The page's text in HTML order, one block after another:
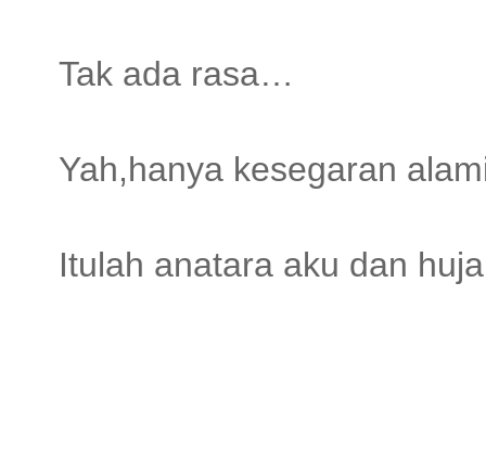
Tak ada rasa…
Yah,hanya kesegaran
Itulah anatara aku dan